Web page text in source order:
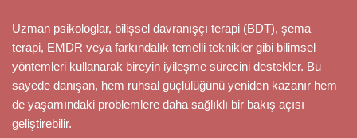
Uzman psikologlar, bilişsel davranışçı terapi (BDT), şema
terapi, EMDR veya farkındalık temelli teknikler gibi bilimsel
yöntemleri kullanarak bireyin iyileşme sürecini destekler. Bu
sayede danışan, hem ruhsal güçlülüğünü yeniden kazanır hem
de yaşamındaki problemlere daha sağlıklı bir bakış açısı
geliştirebilir.